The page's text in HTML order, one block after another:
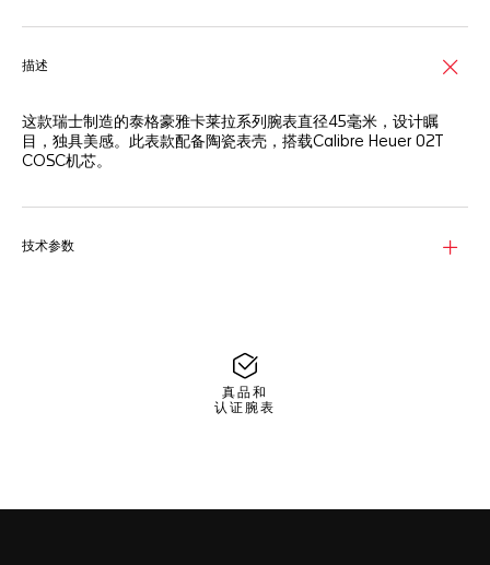
描述
这款瑞士制造的泰格豪雅卡莱拉系列腕表直径45毫米，设计瞩
目，独具美感。此表款配备陶瓷表壳，搭载Calibre Heuer 02T
COSC机芯。
技术参数
真品和
认证腕表